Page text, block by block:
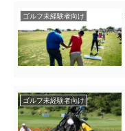
ゴルフ未経験者向け
ゴルフ未経験者向け